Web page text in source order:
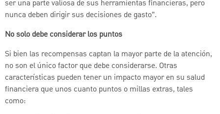
ser una parte valiosa de sus herramientas financieras, pero
nunca deben dirigir sus decisiones de gasto”.
No solo debe considerar los puntos
Si bien las recompensas captan la mayor parte de la atención,
no son el único factor que debe considerarse. Otras
características pueden tener un impacto mayor en su salud
financiera que unos cuanto puntos o millas extras, tales
como: